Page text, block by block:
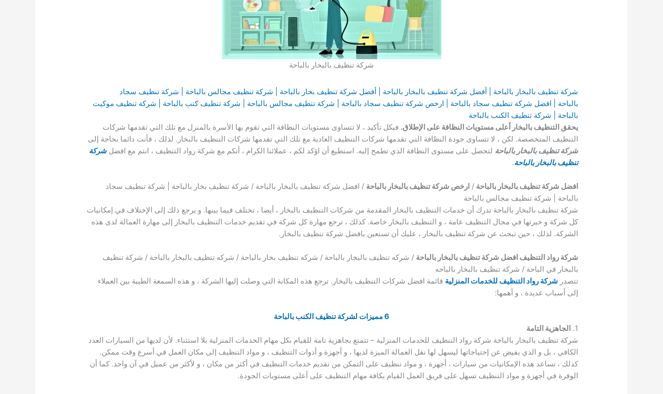
شركة تنظيف بالبخار بالباحة
شركة تنظيف بالبخار بالباحة | أفضل شركة تنظيف بالبخار بالباحة | أفضل شركة تنظيف بخار بالباحة | شركة تنظيف مجالس بالباحة | شركة تنظيف سجاد
بالباحة | افضل شركة تنظيف سجاد بالباحة | ارخص شركة تنظيف سجاد بالباحة | شركة تنظيف مجالس بالباحة | شركة تنظيف كنب بالباحة | شركة تنظيف موكيت
بالباحة | شركة تنظيف الكنب بالباحة
يحقق التنظيف بالبخار أعلى مستويات النظافة على الإطلاق. فبكل تأكيد ، لا تتساوى مستويات النظافة التي تقوم بها الأسرة بالمنزل مع تلك التي تقدمها شركات
التنظيف المتخصصة. لكن ، لا تتساوى جودة النظافة التي تقدمها شركات التنظيف العادية مع تلك التي تقدمها شركات التنظيف بالبخار. لذلك ، فأنت دائما بحاجة إلى
شركة تنظيف بالبخار بالباحة لتحصل على مستوى النظافة الذي تطمح إليه. استطيع أن اؤكد لكم ، عملائنا الكرام ، أنكم مع شركة رواد التنظيف ، انتم مع افضلشركة
تنظيف بالبخار بالباحة.
افضل شركة تنظيف بالبخار بالباحة /ارخص شركة تنظيف بالبخار بالباحة / افضل شركة تنظيف بالبخار بالباحة / شركة تنظيف بخار بالباحة | شركة تنظيف سجاد
بالباحة | شركة تنظيف مجالس بالباحة
شركة تنظيف بالبخار بالباحة تدرك أن خدمات التنظيف بالبخار المقدمة من شركات التنظيف بالبخار ، أيضا ، تختلف فيما بينها. و يرجع ذلك إلى الإختلاف في إمكانيات
كل شركة و خبرتها في مجال التنظيف عامة ، و التنظيف بالبخار خاصة. كذلك ، ترجع مهارة كل شركة في تقديم خدمات التنظيف بالبخار إلى مهارة العمالة لدى هذه
الشركة. لذلك ، حين تبحث عن شركة تنظيف بالبخار ، عليك أن تستعين بافضل شركة تنظيف بالبخار.
شركة رواد التنظيف افضل شركة تنظيف بالبخار بالباحة / شركه تنظيف بالبخار بالباحة / شركه تنظيف بخار بالباحة / شركه تنظيف بالبخار بالباحة / شركة تنظيف
بالبخار في الباحة / شركة تنظيف بالبخار بالباحه
تتصدر شركة رواد التنظيف للخدمات المنزلية قائمة افضل شركات التنظيف بالبخار. ترجع هذه المكانة التي وصلت إليها الشركة ، و هذه السمعة الطيبة بين العملاء
إلى أسباب عديدة ، و أهمها:
6 مميزات لشركة تنظيف الكنب بالباحة
1. الجاهزية التامة
شركة تنظيف بالبخار بالباحة شركة رواد التنظيف للخدمات المنزلية – تتمتع بجاهزية تامة للقيام بكل مهام الخدمات المنزلية بلا استثناء. لأن لديها من السيارات العدد
الكافي ، بل و الذي يفيض عن إحتياجاتها ليسهل لها نقل العمالة الميزة لديها ، و أجهزة و أدوات التنظيف ، و مواد التنظيف إلى مكان العمل في أسرع وقت ممكن.
كذلك ، تساعد هذه الإمكانيات من سيارات ، أجهزة ، و مواد تنظيف على التمكن من تقديم خدمات التنظيف في أكثر من مكان ، و لأكثر من عميل في آن واحد. كما أن
الوفرة في أجهزة و مواد التنظيف تسهل على فريق العمل القيام بكافة مهام التنظيف على أعلى مستويات الجودة.